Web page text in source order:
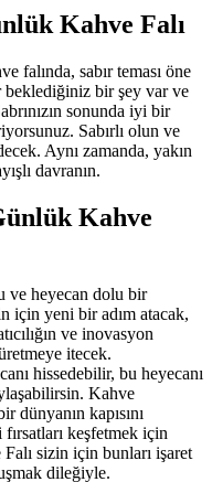
Kahve Falı
falında, sabır teması öne
beklediğiniz bir şey var ve
sonunda iyi bir
Sabırlı olun ve
Aynı zamanda, yakın
davranın.
Kahve
ve heyecan dolu bir
için yeni bir adım atacak,
ve inovasyon
itecek.
hissedebilir, bu heyecanı
Kahve
dünyanın kapısını
keşfetmek için
sizin için bunları işaret
dileğiyle.